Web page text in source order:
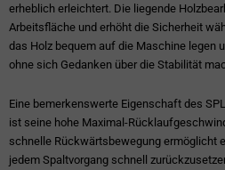
erheblich erleichtert. Die liegende
Arbeitsfläche und erhöht die Sicherheit
das Holz bequem auf die Maschine legen
ohne sich Gedanken über die Stabilität
Eine bemerkenswerte Eigenschaft des
ist seine hohe Maximal-
schnelle Rückwärtsbewegung ermöglicht
jedem Spaltvorgang schnell